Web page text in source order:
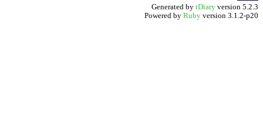
Generated by tDiary version 5.2.3
Powered by Ruby version 3.1.2-p20